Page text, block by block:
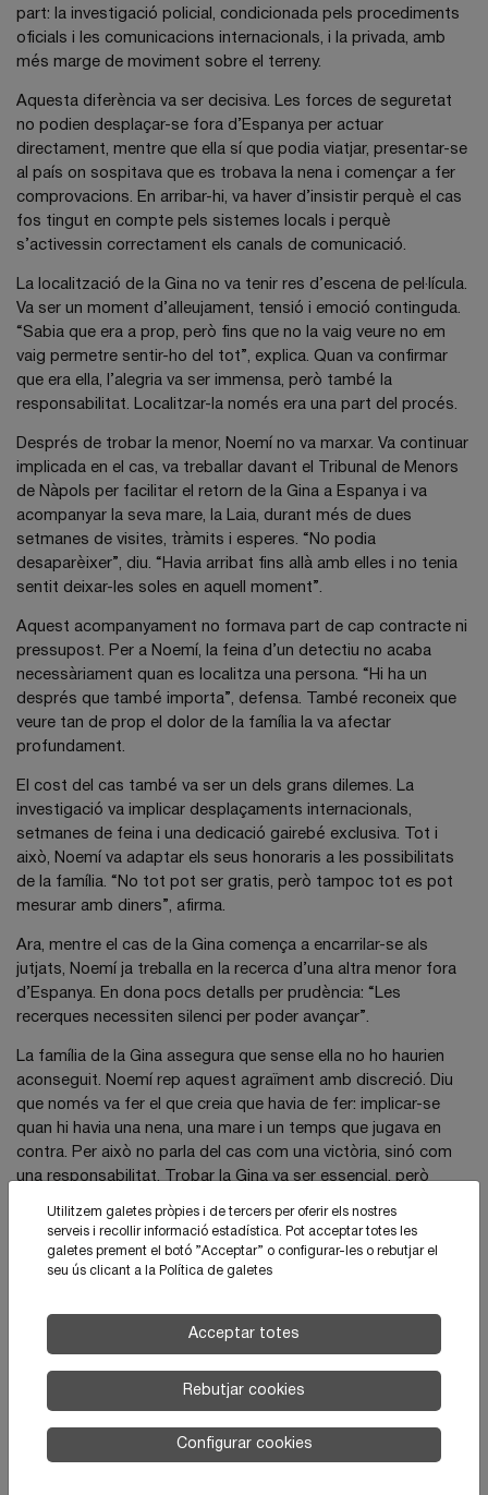
part: la investigació policial, condicionada pels procediments
oficials i les comunicacions internacionals, i la privada, amb
més marge de moviment sobre el terreny.
Aquesta diferència va ser decisiva. Les forces de seguretat
no podien desplaçar-se fora d’Espanya per actuar
directament, mentre que ella sí que podia viatjar, presentar-se
al país on sospitava que es trobava la nena i començar a fer
comprovacions. En arribar-hi, va haver d’insistir perquè el cas
fos tingut en compte pels sistemes locals i perquè
s’activessin correctament els canals de comunicació.
La localització de la Gina no va tenir res d’escena de pel·lícula.
Va ser un moment d’alleujament, tensió i emoció continguda.
“Sabia que era a prop, però fins que no la vaig veure no em
vaig permetre sentir-ho del tot”, explica. Quan va confirmar
que era ella, l’alegria va ser immensa, però també la
responsabilitat. Localitzar-la només era una part del procés.
Després de trobar la menor, Noemí no va marxar. Va continuar
implicada en el cas, va treballar davant el Tribunal de Menors
de Nàpols per facilitar el retorn de la Gina a Espanya i va
acompanyar la seva mare, la Laia, durant més de dues
setmanes de visites, tràmits i esperes. “No podia
desaparèixer”, diu. “Havia arribat fins allà amb elles i no tenia
sentit deixar-les soles en aquell moment”.
Aquest acompanyament no formava part de cap contracte ni
pressupost. Per a Noemí, la feina d’un detectiu no acaba
necessàriament quan es localitza una persona. “Hi ha un
després que també importa”, defensa. També reconeix que
veure tan de prop el dolor de la família la va afectar
profundament.
El cost del cas també va ser un dels grans dilemes. La
investigació va implicar desplaçaments internacionals,
setmanes de feina i una dedicació gairebé exclusiva. Tot i
això, Noemí va adaptar els seus honoraris a les possibilitats
de la família. “No tot pot ser gratis, però tampoc tot es pot
mesurar amb diners”, afirma.
Ara, mentre el cas de la Gina comença a encarrilar-se als
jutjats, Noemí ja treballa en la recerca d’una altra menor fora
d’Espanya. En dona pocs detalls per prudència: “Les
recerques necessiten silenci per poder avançar”.
La família de la Gina assegura que sense ella no ho haurien
aconseguit. Noemí rep aquest agraïment amb discreció. Diu
que només va fer el que creia que havia de fer: implicar-se
quan hi havia una nena, una mare i un temps que jugava en
contra. Per això no parla del cas com una victòria, sinó com
una responsabilitat. Trobar la Gina va ser essencial, però
acompanyar la família fins al final va ser, segons ella, el que va
donar sentit a tot.
Actualitat
Utilitzem galetes pròpies i de tercers per oferir els nostres
serveis i recollir informació estadística. Pot acceptar totes les
galetes prement el botó ”Acceptar” o configurar-les o rebutjar el
seu ús clicant a la Política de galetes
Acceptar totes
Rebutjar cookies
Configurar cookies